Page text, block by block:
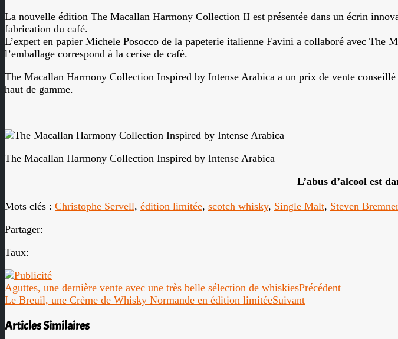
La nouvelle édition The Macallan Harmony Collection II est présentée dans un écrin
fabrication du café.
L’expert en papier Michele Posocco de la papeterie italienne Favini a collaboré avec The
l’emballage correspond à la cerise de café.
The Macallan Harmony Collection Inspired by Intense Arabica a un prix de vente
haut de gamme.
The Macallan Harmony Collection Inspired by Intense Arabica
L’abus d’alcool est
Mots clés : Christophe Servell, édition limitée, scotch whisky, Single Malt, Steven Bremner
Partager:
Taux:
Aguttes, une dernière vente avec une très belle sélection de whiskiesPrécédent
Le Breuil, une Crème de Whisky Normande en édition limitéeSuivant
Articles Similaires